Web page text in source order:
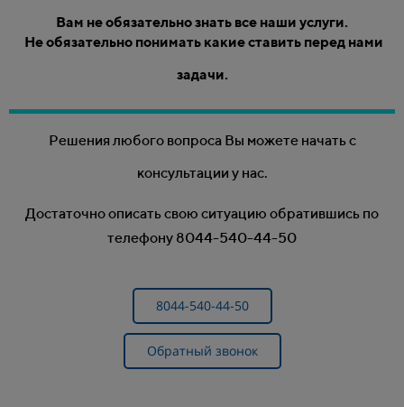
Вам не обязательно знать все наши услуги.
Не обязательно понимать какие ставить перед нами
задачи.
Решения любого вопроса Вы можете начать с
консультации у нас.
Достаточно описать свою ситуацию обратившись по
телефону 8044-540-44-50
8044-540-44-50
Обратный звонок